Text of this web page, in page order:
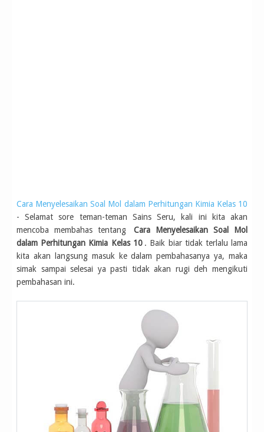
Cara Menyelesaikan Soal Mol dalam Perhitungan Kimia Kelas 10
- Selamat sore teman-teman Sains Seru, kali ini kita akan
mencoba membahas tentang
Cara Menyelesaikan Soal Mol
dalam Perhitungan Kimia Kelas 10 . Baik biar tidak terlalu lama
kita akan langsung masuk ke dalam pembahasanya ya, maka
simak sampai selesai ya pasti tidak akan rugi deh mengikuti
pembahasan ini.